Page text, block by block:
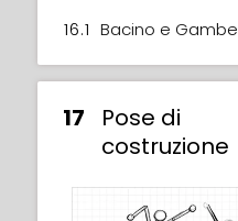
16.1 Bacino e Gambe
17
Pose di
costruzione